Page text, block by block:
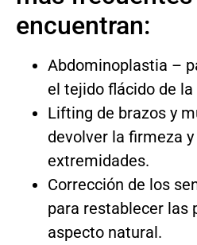
encuentran:
Abdominoplastia –
el tejido flácido de
Lifting de brazos y
devolver la firmeza
extremidades.
Corrección de los
para restablecer las
aspecto natural.